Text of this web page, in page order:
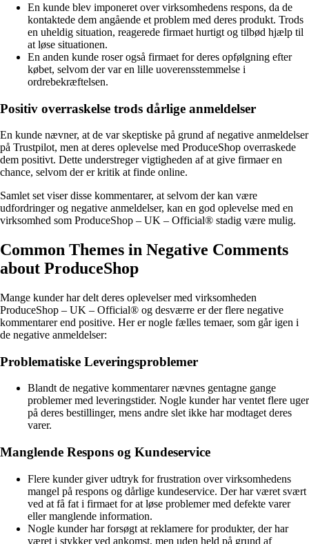
En kunde blev imponeret over virksomhedens respons, da de
kontaktede dem angående et problem med deres produkt. Trods
en uheldig situation, reagerede firmaet hurtigt og tilbød hjælp til
at løse situationen.
En anden kunde roser også firmaet for deres opfølgning efter
købet, selvom der var en lille uoverensstemmelse i
ordrebekræftelsen.
Positiv overraskelse trods dårlige anmeldelser
En kunde nævner, at de var skeptiske på grund af negative anmeldelser
på Trustpilot, men at deres oplevelse med ProduceShop overraskede
dem positivt. Dette understreger vigtigheden af at give firmaer en
chance, selvom der er kritik at finde online.
Samlet set viser disse kommentarer, at selvom der kan være
udfordringer og negative anmeldelser, kan en god oplevelse med en
virksomhed som ProduceShop – UK – Official® stadig være mulig.
Common Themes in Negative Comments
about ProduceShop
Mange kunder har delt deres oplevelser med virksomheden
ProduceShop – UK – Official® og desværre er der flere negative
kommentarer end positive. Her er nogle fælles temaer, som går igen i
de negative anmeldelser:
Problematiske Leveringsproblemer
Blandt de negative kommentarer nævnes gentagne gange
problemer med leveringstider. Nogle kunder har ventet flere uger
på deres bestillinger, mens andre slet ikke har modtaget deres
varer.
Manglende Respons og Kundeservice
Flere kunder giver udtryk for frustration over virksomhedens
mangel på respons og dårlige kundeservice. Der har været svært
ved at få fat i firmaet for at løse problemer med defekte varer
eller manglende information.
Nogle kunder har forsøgt at reklamere for produkter, der har
været i stykker ved ankomst, men uden held på grund af